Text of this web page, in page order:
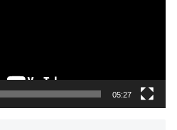
05:27